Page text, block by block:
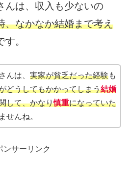
んは、収入も少ないの
、なかなか結婚まで考え
す。
んは、 実家が貧乏だった経験も
どうしてもかかってしまう結婚
して、かなり慎重になっていた
せんね。
ンサーリンク